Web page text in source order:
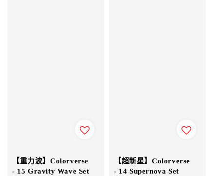
【重力波】Colorverse
- 15 Gravity Wave Set
【超新星】Colorverse
- 14 Supernova Set